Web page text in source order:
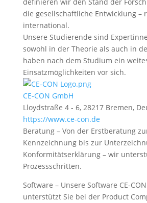
die gesellschaftliche Entwicklung –
international.
Unsere Studierende sind
sowohl in der Theorie als auch in
haben nach dem Studium ein
Einsatzmöglichkeiten vor sich.
CE-CON GmbH
Lloydstraße 4 - 6, 28217 Bremen,
https://www.ce-con.de
Beratung – Von der Erstberatung
Kennzeichnung bis zur
Konformitätserklärung – wir
Prozessschritten.
Software – Unsere Software CE-
unterstützt Sie bei der Product